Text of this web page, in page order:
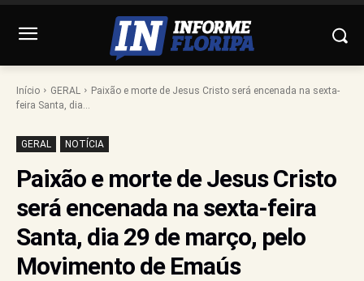
Início GERAL
Paixão e morte de Jesus Cristo será encenada na sexta-
feira Santa, dia...
GERAL NOTÍCIA
Paixão e morte de Jesus Cristo
será encenada na sexta-feira
Santa, dia 29 de março, pelo
Movimento de Emaús